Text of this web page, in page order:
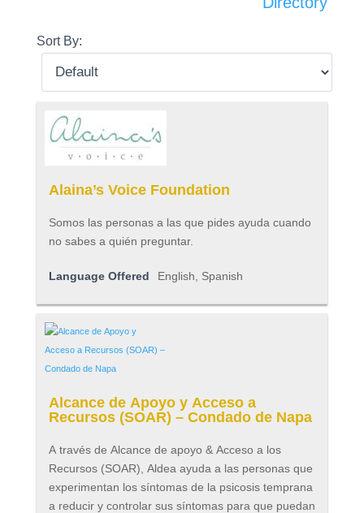
Sort By:
Alaina’s Voice Foundation
Somos las personas a las que pides ayuda cuando
no sabes a quién preguntar.
Language Offered English, Spanish
Alcance de Apoyo y Acceso a
Recursos (SOAR) – Condado de Napa
A través de Alcance de apoyo & Acceso a los
Recursos (SOAR), Aldea ayuda a las personas que
experimentan los síntomas de la psicosis temprana
a reducir y controlar sus síntomas para que puedan